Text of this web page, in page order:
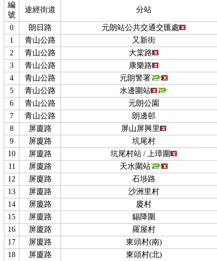
編
號
途經街道 分站
0 朗日路
元朗站公共交通交匯處
1
青山公路
又新街
2
青山公路
大棠路
3
青山公路
康樂路
4
青山公路
元朗警署
5
青山公路
水邊圍站
6
青山公路
元朗公園
7
青山公路
朗邊邨
8
屏廈路
屏山屏興里
9
屏廈路
坑尾村
10
屏廈路
坑尾村站 / 上璋圍
11
屏廈路
天水圍站
12
屏廈路
石埗路
13
屏廈路
沙洲里村
14
屏廈路
廈村
15
屏廈路
錫降圍
16
屏廈路
羅屋村
17
屏廈路
東頭村(南)
18
屏廈路
東頭村(北)